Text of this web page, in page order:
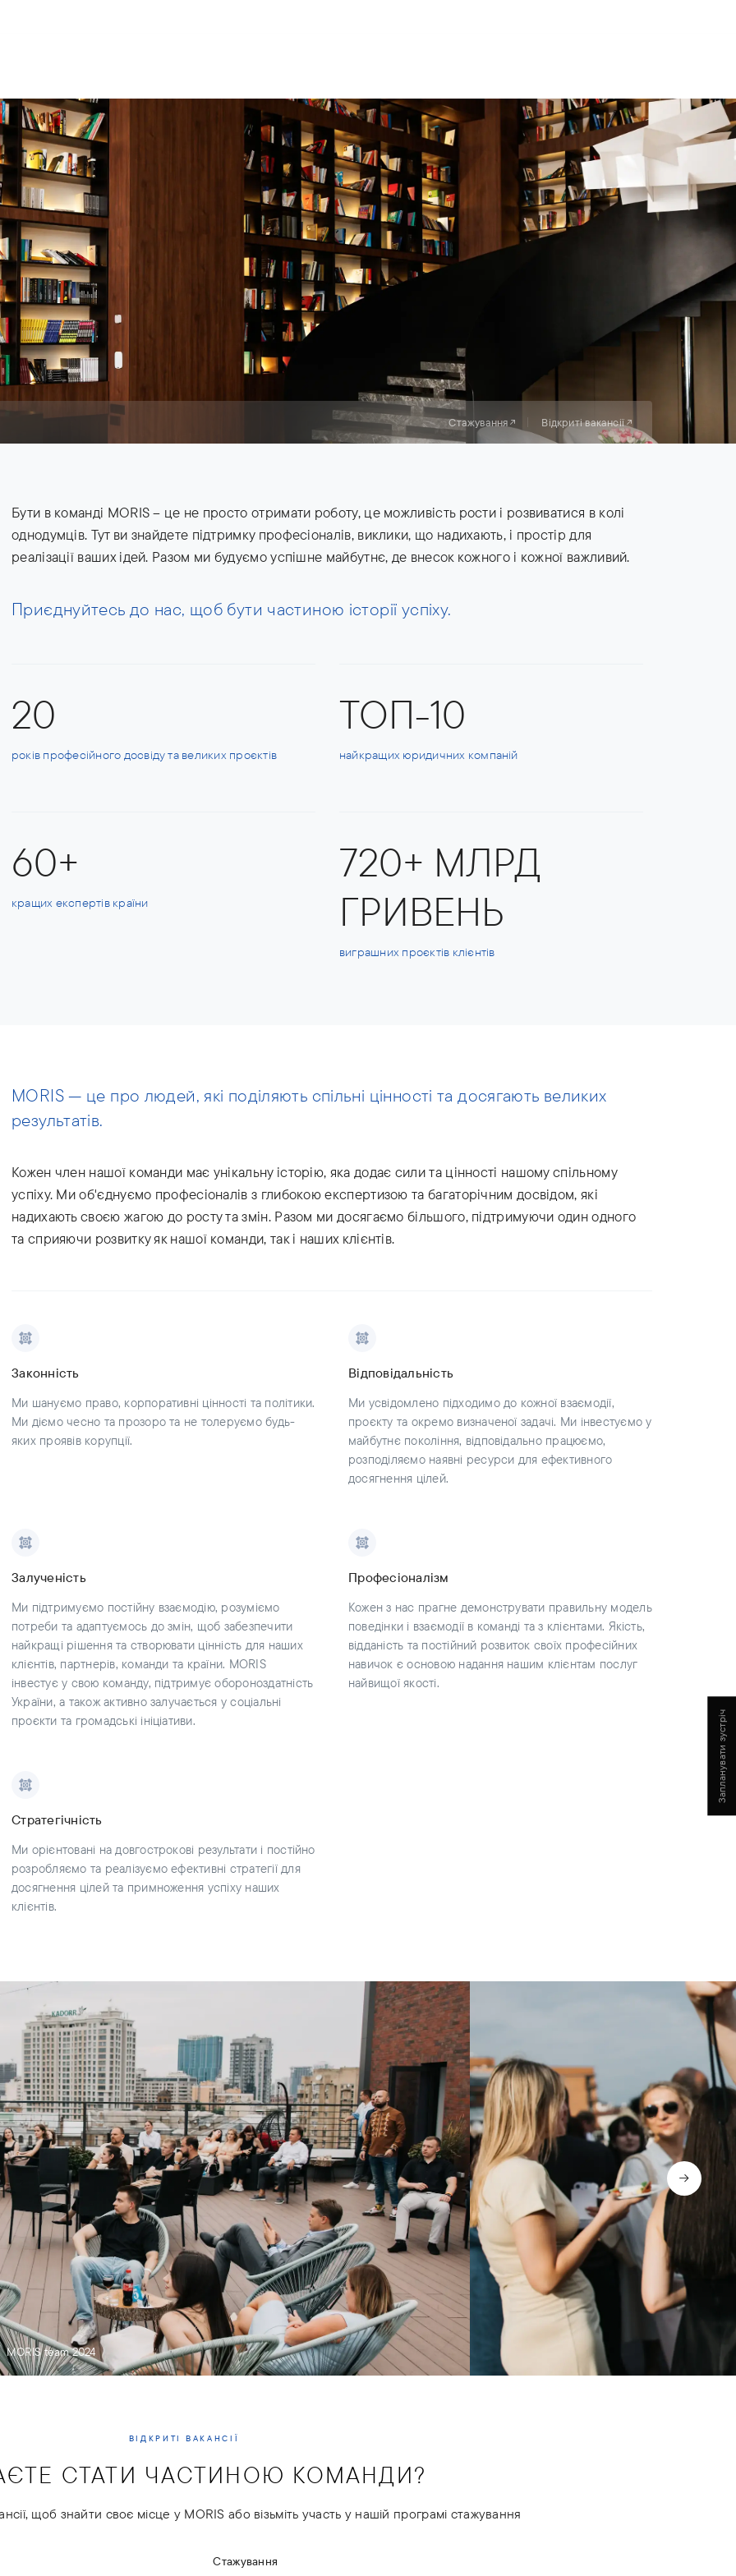
Стажування Відкриті вакансії
Бути в команді MORIS – це не просто отримати роботу, це можливість рости і розвиватися в колі
однодумців. Тут ви знайдете підтримку професіоналів, виклики, що надихають, і простір для
реалізації ваших ідей. Разом ми будуємо успішне майбутнє, де внесок кожного і кожної важливий.
Приєднуйтесь до нас, щоб бути частиною історії успіху.
20
років професійного досвіду та великих проєктів
ТОП-10
найкращих юридичних компаній
60+
кращих експертів країни
720+ МЛРД
ГРИВЕНЬ
виграшних проєктів клієнтів
MORIS — це про людей, які поділяють спільні цінності та досягають великих
результатів.
Кожен член нашої команди має унікальну історію, яка додає сили та цінності нашому спільному
успіху. Ми об'єднуємо професіоналів з глибокою експертизою та багаторічним досвідом, які
надихають своєю жагою до росту та змін. Разом ми досягаємо більшого, підтримуючи один одного
та сприяючи розвитку як нашої команди, так і наших клієнтів.
Законність
Ми шануємо право, корпоративні цінності та політики.
Ми діємо чесно та прозоро та не толеруємо будь-
яких проявів корупції.
Відповідальність
Ми усвідомлено підходимо до кожної взаємодії,
проєкту та окремо визначеної задачі. Ми інвестуємо у
майбутнє покоління, відповідально працюємо,
розподіляємо наявні ресурси для ефективного
досягнення цілей.
Залученість
Ми підтримуємо постійну взаємодію, розуміємо
потреби та адаптуємось до змін, щоб забезпечити
найкращі рішення та створювати цінність для наших
клієнтів, партнерів, команди та країни. MORIS
інвестує у свою команду, підтримує обороноздатність
України, а також активно залучається у соціальні
проєкти та громадські ініціативи.
Професіоналізм
Кожен з нас прагне демонструвати правильну модель
поведінки і взаємодії в команді та з клієнтами. Якість,
відданість та постійний розвиток своїх професійних
навичок є основою надання нашим клієнтам послуг
найвищої якості.
Стратегічність
Ми орієнтовані на довгострокові результати і постійно
розробляємо та реалізуємо ефективні стратегії для
досягнення цілей та примноження успіху наших
клієнтів.
MORIS team 2024
ВІДКРИТІ ВАКАНСІЇ
СТАТИ ЧАСТИНОЮ КОМАНДИ?
щоб знайти своє місце у MORIS або візьміть участь у нашій програмі стажування
Стажування
Запланувати зустріч